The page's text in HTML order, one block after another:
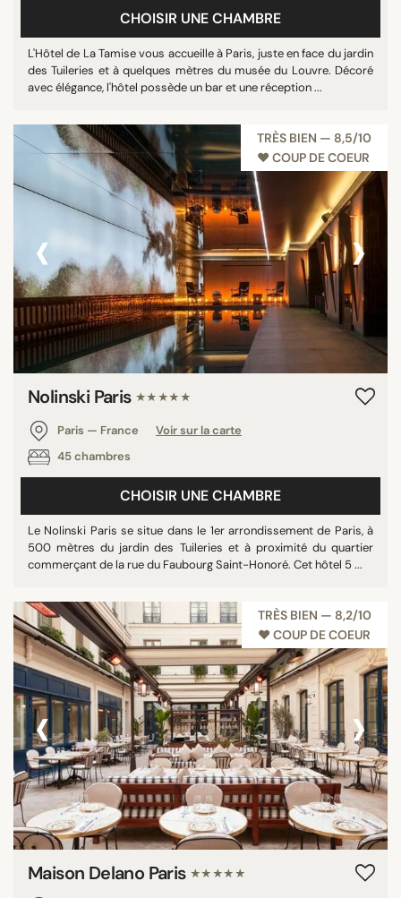
CHOISIR UNE CHAMBRE
L'Hôtel de La Tamise vous accueille à Paris, juste en face du jardin
des Tuileries et à quelques mètres du musée du Louvre. Décoré
avec élégance, l'hôtel possède un bar et une réception ...
TRÈS BIEN — 8,5/10
♥︎ COUP DE COEUR
‹ ›
Nolinski Paris ★★★★★
Paris — France
Voir sur la carte
45 chambres
CHOISIR UNE CHAMBRE
Le Nolinski Paris se situe dans le 1er arrondissement de Paris, à
500 mètres du jardin des Tuileries et à proximité du quartier
commerçant de la rue du Faubourg Saint-Honoré. Cet hôtel 5 ...
TRÈS BIEN — 8,2/10
♥︎ COUP DE COEUR
‹ ›
Maison Delano Paris ★★★★★